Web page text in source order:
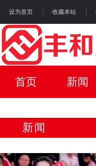
设为首页 收藏本站
首页 新闻
新闻